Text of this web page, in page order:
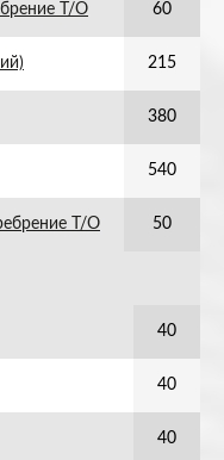
Т/О 60
215
380
540
Т/О 50
40
40
40